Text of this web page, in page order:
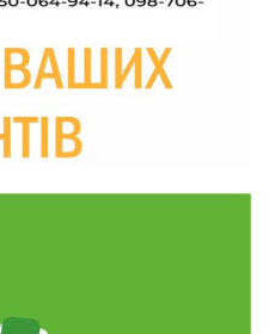
підготовка до зими та
засідання виконкому
ради
«Нас тримає віра в
додому»
але безмежно
лісівник став асом